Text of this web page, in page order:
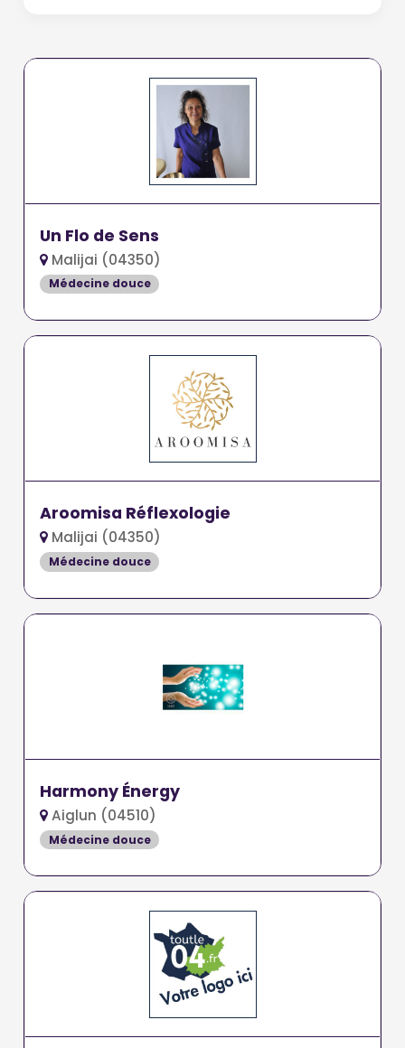
Un Flo de Sens
Malijai (04350)
Médecine douce
Aroomisa Réflexologie
Malijai (04350)
Médecine douce
Harmony Énergy
Aiglun (04510)
Médecine douce